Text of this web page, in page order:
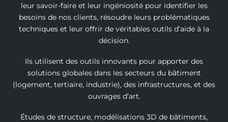
leur savoir-faire et leur ingéniosité pour identifier les
besoins de nos clients, résoudre leurs problématiques
techniques et leur offrir de véritables outils d’aide à la
décision.
Ils utilisent des outils innovants pour apporter des
solutions globales dans les secteurs du bâtiment
(logement, tertiaire, industrie), des infrastructures, et des
ouvrages d’art.
Études de structure, modélisations 3D de bâtiments,